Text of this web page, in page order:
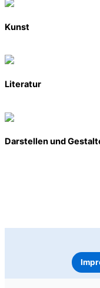
Kunst
Literatur
Darstellen und